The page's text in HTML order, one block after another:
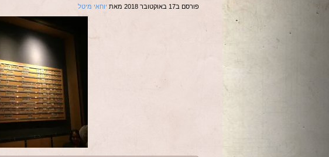
פורסם ב17 באוקטובר 2018 מאת יוחאי מיטל